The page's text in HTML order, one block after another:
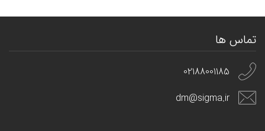
تماس ها
02188001185
dm@sigma.ir